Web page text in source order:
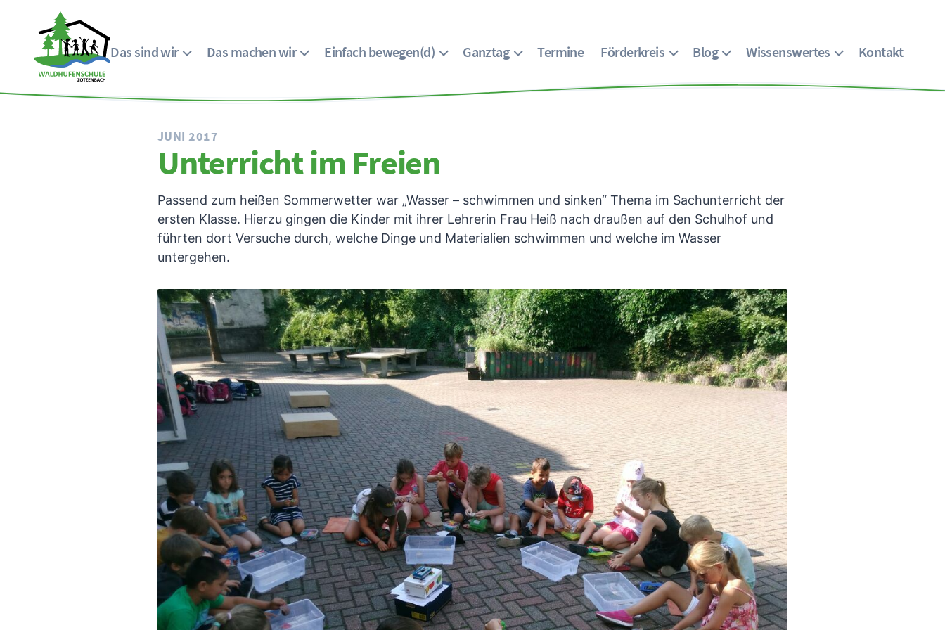
Waldhufenschule
Das sind wir Das machen wir Einfach bewegen(d) Ganztag Termine Förderkreis Blog Wissenswertes Kontakt
Menü
JUNI 2017
Unterricht im Freien
Passend zum heißen Sommerwetter war „Wasser – schwimmen und sinken“ Thema im Sachunterricht der
ersten Klasse. Hierzu gingen die Kinder mit ihrer Lehrerin Frau Heiß nach draußen auf den Schulhof und
führten dort Versuche durch, welche Dinge und Materialien schwimmen und welche im Wasser
untergehen.